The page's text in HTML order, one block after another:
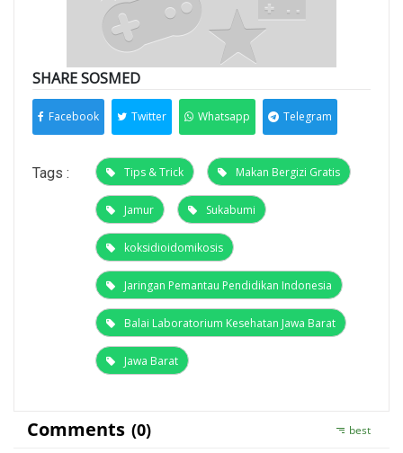
SHARE SOSMED
Facebook Twitter Whatsapp Telegram
Tags : Tips & Trick Makan Bergizi Gratis
Jamur Sukabumi
koksidioidomikosis
Jaringan Pemantau Pendidikan Indonesia
Balai Laboratorium Kesehatan Jawa Barat
Jawa Barat